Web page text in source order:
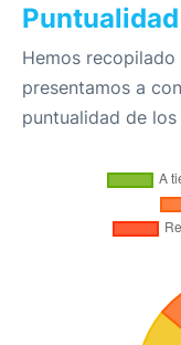
Hemos
presentamos a
puntualidad de los